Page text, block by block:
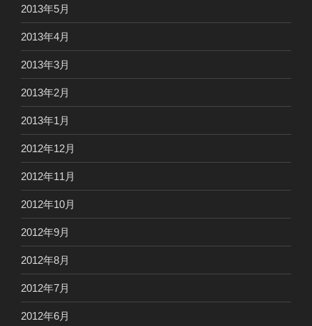
2013年5月
2013年4月
2013年3月
2013年2月
2013年1月
2012年12月
2012年11月
2012年10月
2012年9月
2012年8月
2012年7月
2012年6月